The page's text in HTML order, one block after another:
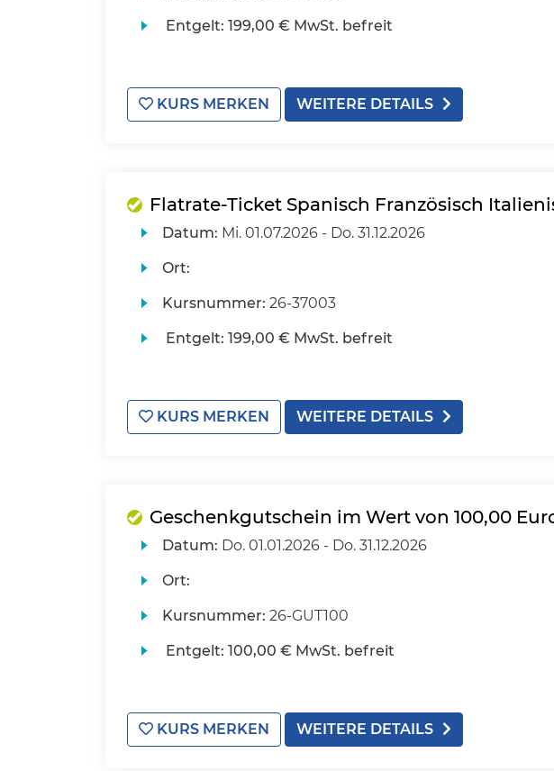
Entgelt: 199,00 € MwSt. befreit
KURS MERKEN WEITERE DETAILS
Flatrate-Ticket Spanisch Französisch
Datum: Mi. 01.07.2026 - Do. 31.12.2026
Ort:
Kursnummer: 26-37003
Entgelt: 199,00 € MwSt. befreit
KURS MERKEN WEITERE DETAILS
Geschenkgutschein im Wert von 100,00
Datum: Do. 01.01.2026 - Do. 31.12.2026
Ort:
Kursnummer: 26-GUT100
Entgelt: 100,00 € MwSt. befreit
KURS MERKEN WEITERE DETAILS